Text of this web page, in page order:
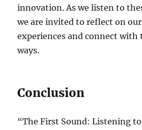
innovation. As we listen to
we are invited to reflect on
experiences and connect
ways.
Conclusion
“The First Sound: Listening